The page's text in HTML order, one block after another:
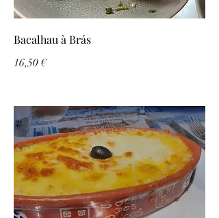
Bacalhau à Brás
16,50 €